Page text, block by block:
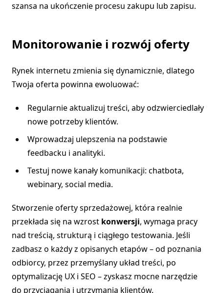
szansa na ukończenie procesu zakupu lub zapisu.
Monitorowanie i rozwój oferty
Rynek internetu zmienia się dynamicznie, dlatego
Twoja oferta powinna ewoluować:
Regularnie aktualizuj treści, aby odzwierciedlały
nowe potrzeby klientów.
Wprowadzaj ulepszenia na podstawie
feedbacku i analityki.
Testuj nowe kanały komunikacji: chatbota,
webinary, social media.
Stworzenie oferty sprzedażowej, która realnie
przekłada się na wzrost konwersji, wymaga pracy
nad treścią, strukturą i ciągłego testowania. Jeśli
zadbasz o każdy z opisanych etapów – od poznania
odbiorcy, przez przemyślany układ treści, po
optymalizację UX i SEO – zyskasz mocne narzędzie
do przyciągania i utrzymania klientów.